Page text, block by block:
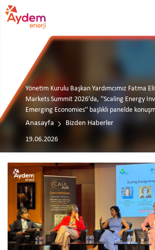
Yönetim Kurulu Başkan Yardımcımız Fatma
Markets Summit 2026’da, ''Scaling Energy
Emerging Economies'' başlıklı panelde
Anasayfa
Bizden Haberler
19.06.2026